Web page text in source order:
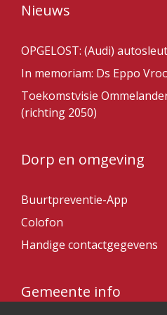
Nieuws
OPGELOST: (Audi)
In memoriam: Ds Eppo
Toekomstvisie
(richting 2050)
Dorp en omgeving
Buurtpreventie-App
Colofon
Handige contactgegevens
Gemeente info